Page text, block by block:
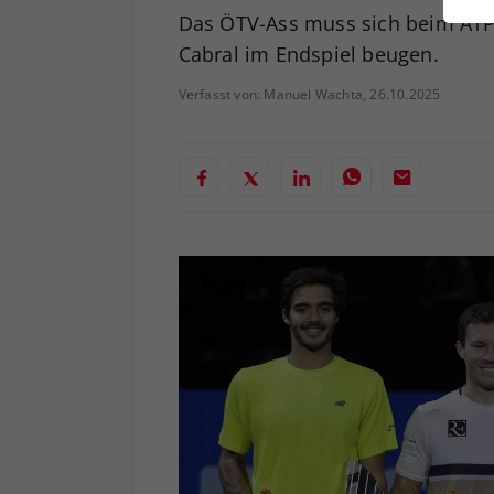
Das ÖTV-Ass muss sich beim
Cabral im Endspiel beugen.
Verfasst von: Manuel Wachta, 26.10.2025